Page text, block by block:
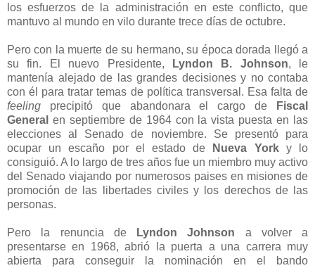
los esfuerzos de la administración en este conflicto, que
mantuvo al mundo en vilo durante trece días de octubre.
Pero con la muerte de su hermano, su época dorada llegó a
su fin. El nuevo Presidente,
Lyndon B. Johnson, le
mantenía alejado de las grandes decisiones y no contaba
con él para tratar temas de política transversal. Esa falta de
feeling precipitó que abandonara el cargo de
Fiscal
General en septiembre de 1964 con la vista puesta en las
elecciones al Senado de noviembre. Se presentó para
ocupar un escaño por el estado de
Nueva Yorky lo
consiguió. A lo largo de tres años fue un miembro muy activo
del Senado viajando por numerosos paises en misiones de
promoción de las libertades civiles y los derechos de las
personas.
Pero la renuncia de Lyndon Johnson a volver a
presentarse en 1968, abrió la puerta a una carrera muy
abierta para conseguir la nominación en el bando